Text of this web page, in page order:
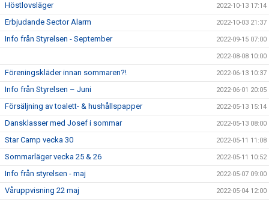
Höstlovsläger 2022-10-13 17:14
Erbjudande Sector Alarm 2022-10-03 21:37
Info från Styrelsen - September 2022-09-15 07:00
2022-08-08 10:00
Föreningskläder innan sommaren?! 2022-06-13 10:37
Info från Styrelsen – Juni 2022-06-01 20:05
Försäljning av toalett- & hushållspapper 2022-05-13 15:14
Dansklasser med Josef i sommar 2022-05-13 08:00
Star Camp vecka 30 2022-05-11 11:08
Sommarläger vecka 25 & 26 2022-05-11 10:52
Info från styrelsen - maj 2022-05-07 09:00
Våruppvisning 22 maj 2022-05-04 12:00